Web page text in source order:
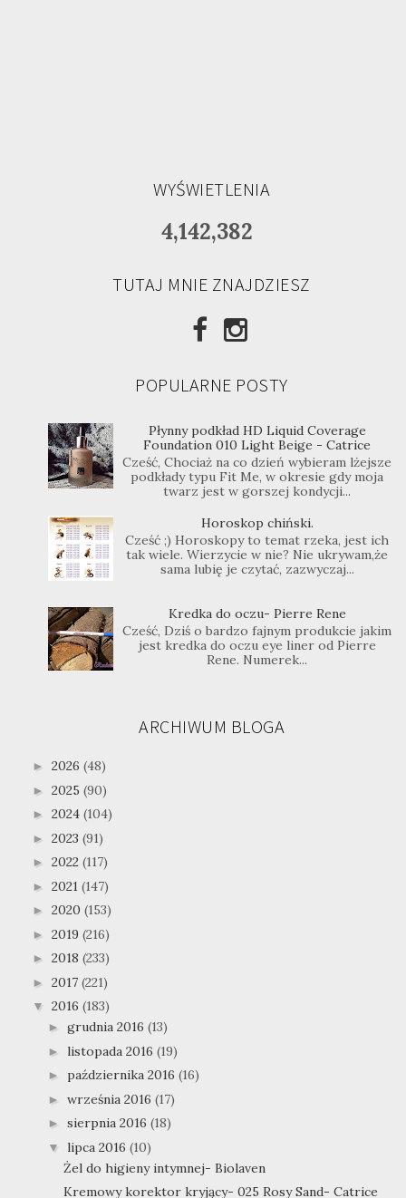
WYŚWIETLENIA
4,142,382
TUTAJ MNIE ZNAJDZIESZ
POPULARNE POSTY
Płynny podkład HD Liquid Coverage
Foundation 010 Light Beige - Catrice
Cześć, Chociaż na co dzień wybieram lżejsze
podkłady typu Fit Me, w okresie gdy moja
twarz jest w gorszej kondycji...
Horoskop chiński.
Cześć ;) Horoskopy to temat rzeka, jest ich
tak wiele. Wierzycie w nie? Nie ukrywam,że
sama lubię je czytać, zazwyczaj...
Kredka do oczu- Pierre Rene
Cześć, Dziś o bardzo fajnym produkcie jakim
jest kredka do oczu eye liner od Pierre
Rene. Numerek...
ARCHIWUM BLOGA
► 2026 (48)
► 2025 (90)
► 2024 (104)
► 2023 (91)
► 2022 (117)
► 2021 (147)
► 2020 (153)
► 2019 (216)
► 2018 (233)
► 2017 (221)
▼ 2016 (183)
► grudnia 2016 (13)
► listopada 2016 (19)
► października 2016 (16)
► września 2016 (17)
► sierpnia 2016 (18)
▼ lipca 2016 (10)
Żel do higieny intymnej- Biolaven
Kremowy korektor kryjący- 025 Rosy Sand- Catrice